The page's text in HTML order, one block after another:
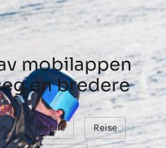
mobilappen
en bredere
Mobile Reise